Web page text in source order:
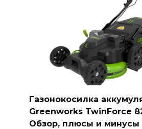
Газонокосилка
Greenworks TwinForce
Обзор, плюсы и минусы